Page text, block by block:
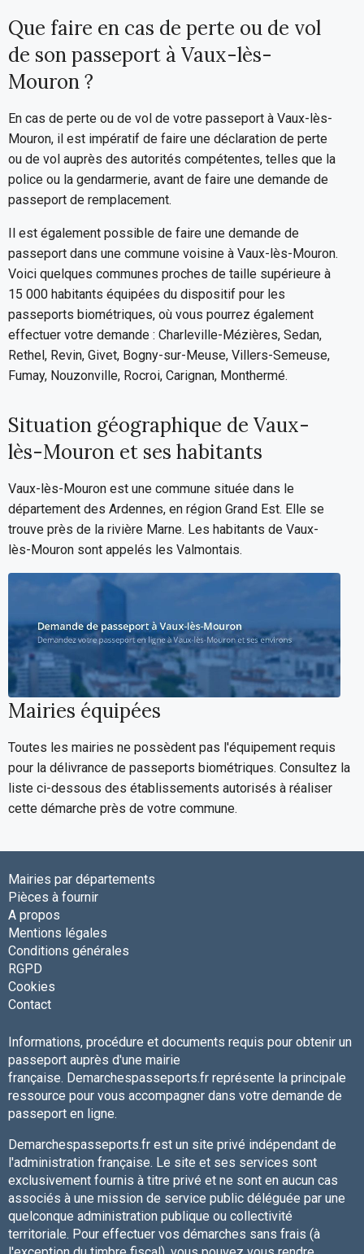
Que faire en cas de perte ou de vol
de son passeport à Vaux-lès-
Mouron ?
En cas de perte ou de vol de votre passeport à Vaux-lès-
Mouron, il est impératif de faire une déclaration de perte
ou de vol auprès des autorités compétentes, telles que la
police ou la gendarmerie, avant de faire une demande de
passeport de remplacement.
Il est également possible de faire une demande de
passeport dans une commune voisine à Vaux-lès-Mouron.
Voici quelques communes proches de taille supérieure à
15 000 habitants équipées du dispositif pour les
passeports biométriques, où vous pourrez également
effectuer votre demande : Charleville-Mézières, Sedan,
Rethel, Revin, Givet, Bogny-sur-Meuse, Villers-Semeuse,
Fumay, Nouzonville, Rocroi, Carignan, Monthermé.
Situation géographique de Vaux-
lès-Mouron et ses habitants
Vaux-lès-Mouron est une commune située dans le
département des Ardennes, en région Grand Est. Elle se
trouve près de la rivière Marne. Les habitants de Vaux-
lès-Mouron sont appelés les Valmontais.
Mairies équipées
Toutes les mairies ne possèdent pas l'équipement requis
pour la délivrance de passeports biométriques. Consultez la
liste ci-dessous des établissements autorisés à réaliser
cette démarche près de votre commune.
Mairies par départements
Pièces à fournir
A propos
Mentions légales
Conditions générales
RGPD
Cookies
Contact
Informations, procédure et documents requis pour obtenir un
passeport auprès d'une mairie
française. Demarchespasseports.fr représente la principale
ressource pour vous accompagner dans votre demande de
passeport en ligne.
Demarchespasseports.fr est un site privé indépendant de
l'administration française. Le site et ses services sont
exclusivement fournis à titre privé et ne sont en aucun cas
associés à une mission de service public déléguée par une
quelconque administration publique ou collectivité
territoriale. Pour effectuer vos démarches sans frais (à